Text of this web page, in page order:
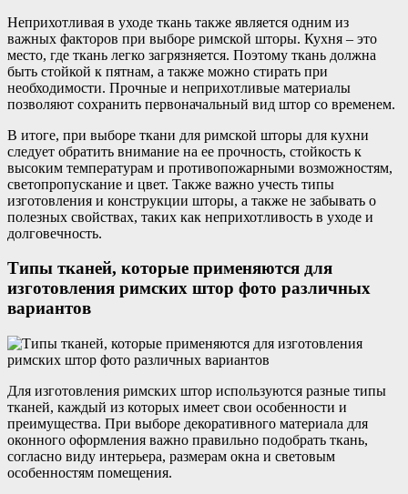
Неприхотливая в уходе ткань также является одним из
важных факторов при выборе римской шторы. Кухня – это
место, где ткань легко загрязняется. Поэтому ткань должна
быть стойкой к пятнам, а также можно стирать при
необходимости. Прочные и неприхотливые материалы
позволяют сохранить первоначальный вид штор со временем.
В итоге, при выборе ткани для римской шторы для кухни
следует обратить внимание на ее прочность, стойкость к
высоким температурам и противопожарными возможностям,
светопропускание и цвет. Также важно учесть типы
изготовления и конструкции шторы, а также не забывать о
полезных свойствах, таких как неприхотливость в уходе и
долговечность.
Типы тканей, которые применяются для
изготовления римских штор фото различных
вариантов
Для изготовления римских штор используются разные типы
тканей, каждый из которых имеет свои особенности и
преимущества. При выборе декоративного материала для
оконного оформления важно правильно подобрать ткань,
согласно виду интерьера, размерам окна и световым
особенностям помещения.